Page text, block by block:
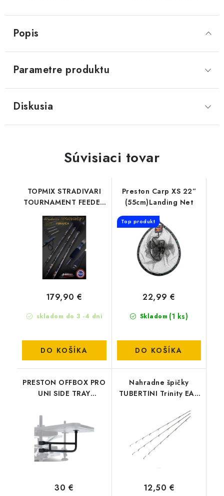
Popis
Parametre produktu
Diskusia
Súvisiaci tovar
TOPMIX STRADIVARI
TOURNAMENT FEEDER
330 35G
skladom do 3 -4 dni
179,90 €
DO KOŠÍKA
Preston Carp XS 22”
(55cm)Landing Net
Top produkt
Skladom (1 ks)
22,99 €
DO KOŠÍKA
PRESTON OFFBOX PRO
UNI SIDE TRAY
30 €
Nahradne špičky
TUBERTINI Trinity EA -
12,50 €